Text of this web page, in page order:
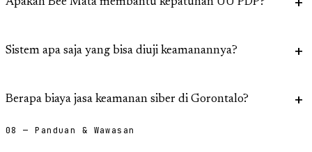
Apakah Bee Mata membantu kepatuhan UU PDP?
Sistem apa saja yang bisa diuji keamanannya?
Berapa biaya jasa keamanan siber di Gorontalo?
08 — Panduan & Wawasan